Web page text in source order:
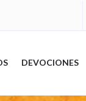
DEVOCIONES